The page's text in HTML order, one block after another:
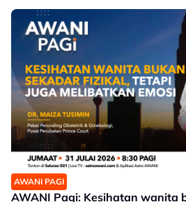
AWANI PAGI
AWANI Pagi: Kesihatan wanita